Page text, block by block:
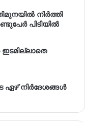
നിർത്തി
പിടിയിൽ
ഏഴ് നിര്‍ദേശങ്ങള്‍